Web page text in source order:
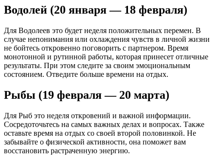
Водолей (20 января — 18 февраля)
Для Водолеев это будет неделя положительных перемен. В
случае непонимания или охлаждения чувств в личной жизни
не бойтесь откровенно поговорить с партнером. Время
монотонной и рутинной работы, которая принесет отличные
результаты. При этом следите за своим эмоциональным
состоянием. Отведите больше времени на отдых.
Рыбы (19 февраля — 20 марта)
Для Рыб это неделя откровений и важной информации.
Сосредоточьтесь на самых важных делах и вопросах. Также
оставьте время на отдых со своей второй половинкой. Не
забывайте о физической активности, она поможет вам
восстановить растраченную энергию.